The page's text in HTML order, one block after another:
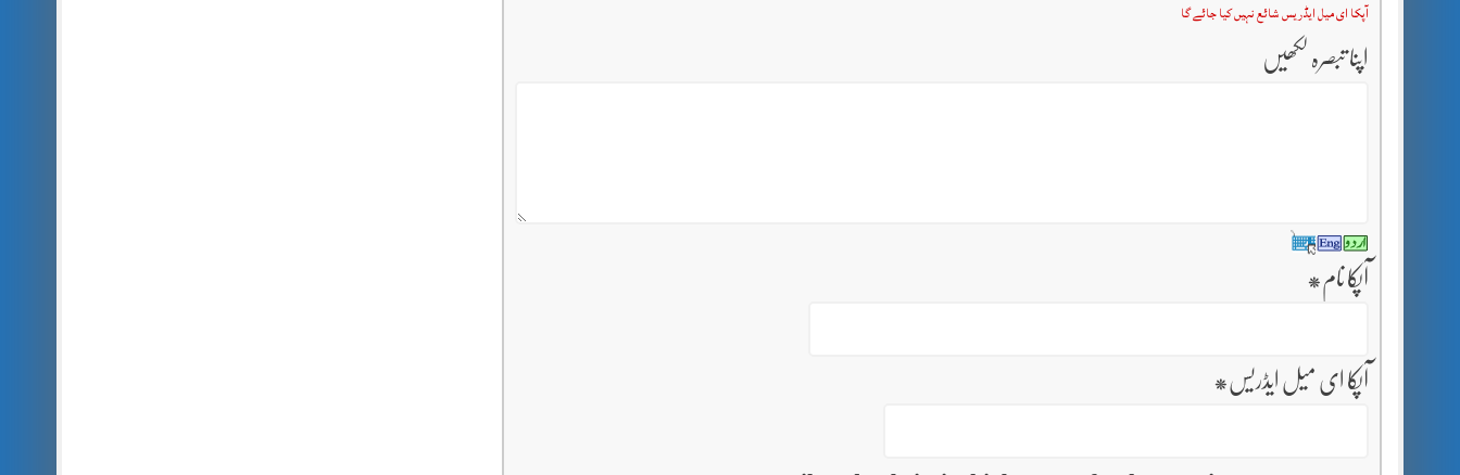
آپکا ای میل ایڈریس شائع نہیں کیا جائے گا
اپنا تبصرہ لکھیں
آپکا نام *
آپکا ای میل ایڈریس *